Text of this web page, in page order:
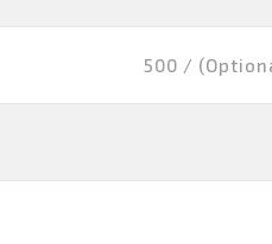
500 /